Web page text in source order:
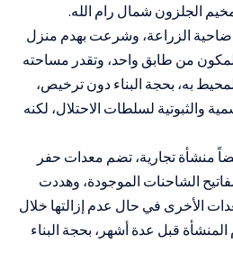
الجلزون شمال رام الله.
ضاحية الزراعة، وشرعت بهدم منزل
من طابق واحد، وتقدر مساحته
المحيط به، بحجة البناء دون ترخيص،
والثبوتية لسلطات الاحتلال، لكنه
منشأة تجارية، تضم معدات حفر
الشاحنات الموجودة، وهددت
الأخرى في حال عدم إزالتها خلال
المنشأة قبل عدة أشهر، بحجة البناء